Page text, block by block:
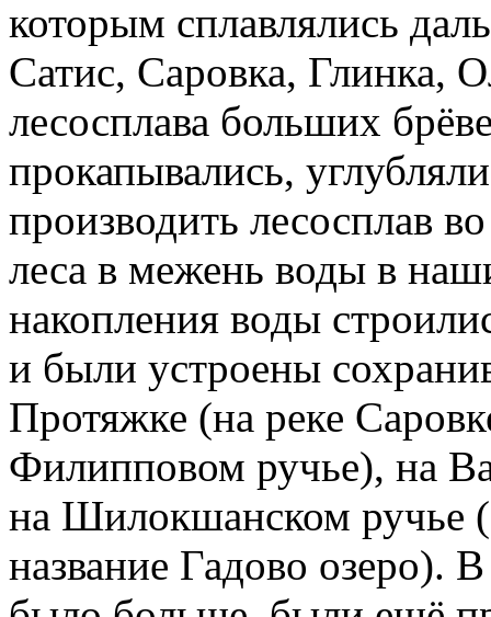
которым сплавлялись
Сатис, Саровка, Глинка,
лесосплава больших
прокапывались,
производить лесосплав
леса в межень воды в
накопления воды
и были устроены
Протяжке (на реке
Филипповом ручье), на
на Шилокшанском ручье
название Гадово озеро).